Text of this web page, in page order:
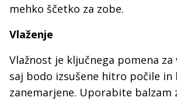
mehko ščetko za zobe.
Vlaženje
Vlažnost je ključnega pomena za
saj bodo izsušene hitro počile in
zanemarjene. Uporabite balzam